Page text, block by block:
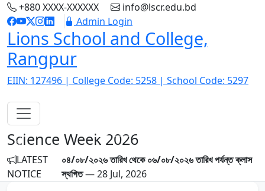
+880 XXXX-XXXXXX
info@lscr.edu.bd
Admin Login
Lions School and College,
Rangpur
EIIN: 127496 | College Code: 5258 | School Code: 5297
Science Week 2026
Previous
LATEST
NOTICE
০৪/০৮/২০২৬ তারিখ থেকে ০৬/০৮/২০২৬ তারিখ পর্যন্ত ক্লাস
স্থগিত— 28 Jul, 2026